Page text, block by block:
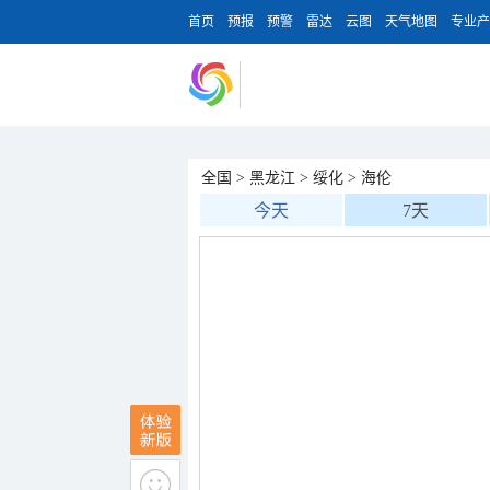
首页 预报 预警 雷达 云图 天气地图 专业
全国 > 黑龙江 > 绥化 > 海伦
今天 7天